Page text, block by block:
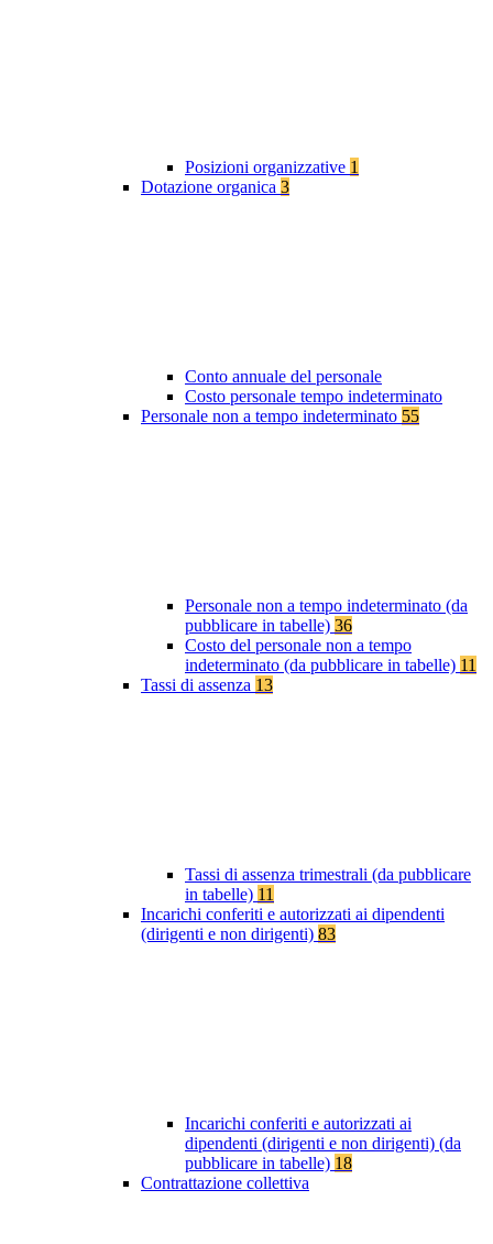
Posizioni organizzative 1
Dotazione organica 3
Conto annuale del personale
Costo personale tempo indeterminato
Personale non a tempo indeterminato 55
Personale non a tempo indeterminato (da
pubblicare in tabelle) 36
Costo del personale non a tempo
indeterminato (da pubblicare in tabelle) 11
Tassi di assenza 13
Tassi di assenza trimestrali (da pubblicare
in tabelle) 11
Incarichi conferiti e autorizzati ai dipendenti
(dirigenti e non dirigenti) 83
Incarichi conferiti e autorizzati ai
dipendenti (dirigenti e non dirigenti) (da
pubblicare in tabelle) 18
Contrattazione collettiva